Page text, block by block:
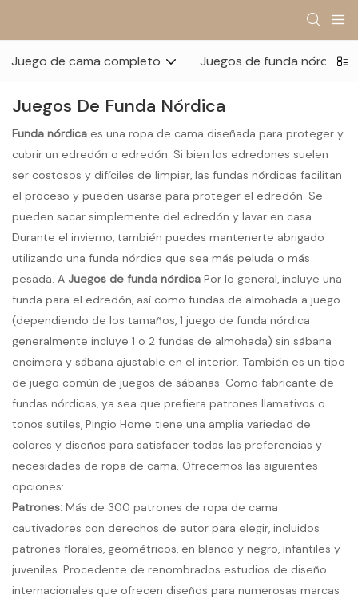
Juego de cama completo Juegos de funda nórdica
Juegos De Funda Nórdica
Funda nórdica es una ropa de cama diseñada para proteger y
cubrir un edredón o edredón. Si bien los edredones suelen
ser costosos y difíciles de limpiar, las fundas nórdicas facilitan
el proceso y pueden usarse para proteger el edredón. Se
pueden sacar simplemente del edredón y lavar en casa.
Durante el invierno, también puedes mantenerte abrigado
utilizando una funda nórdica que sea más peluda o más
pesada. A Juegos de funda nórdica Por lo general, incluye una
funda para el edredón, así como fundas de almohada a juego
(dependiendo de los tamaños, 1 juego de funda nórdica
generalmente incluye 1 o 2 fundas de almohada) sin sábana
encimera y sábana ajustable en el interior. También es un tipo
de juego común de juegos de sábanas. Como fabricante de
fundas nórdicas, ya sea que prefiera patrones llamativos o
tonos sutiles, Pingio Home tiene una amplia variedad de
colores y diseños para satisfacer todas las preferencias y
necesidades de ropa de cama. Ofrecemos las siguientes
opciones:
Patrones: Más de 300 patrones de ropa de cama
cautivadores con derechos de autor para elegir, incluidos
patrones florales, geométricos, en blanco y negro, infantiles y
juveniles. Procedente de renombrados estudios de diseño
internacionales que ofrecen diseños para numerosas marcas